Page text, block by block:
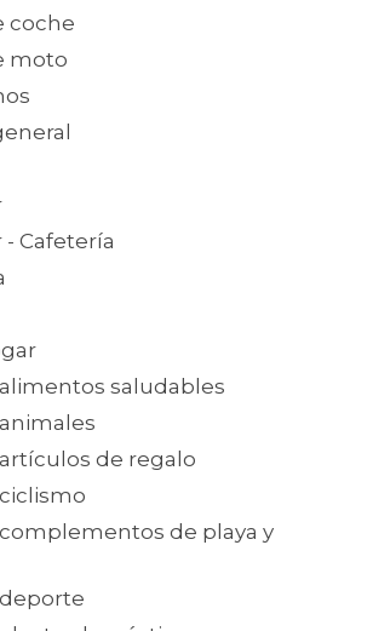
coche
moto
- Cafetería
saludables
de regalo
de playa y